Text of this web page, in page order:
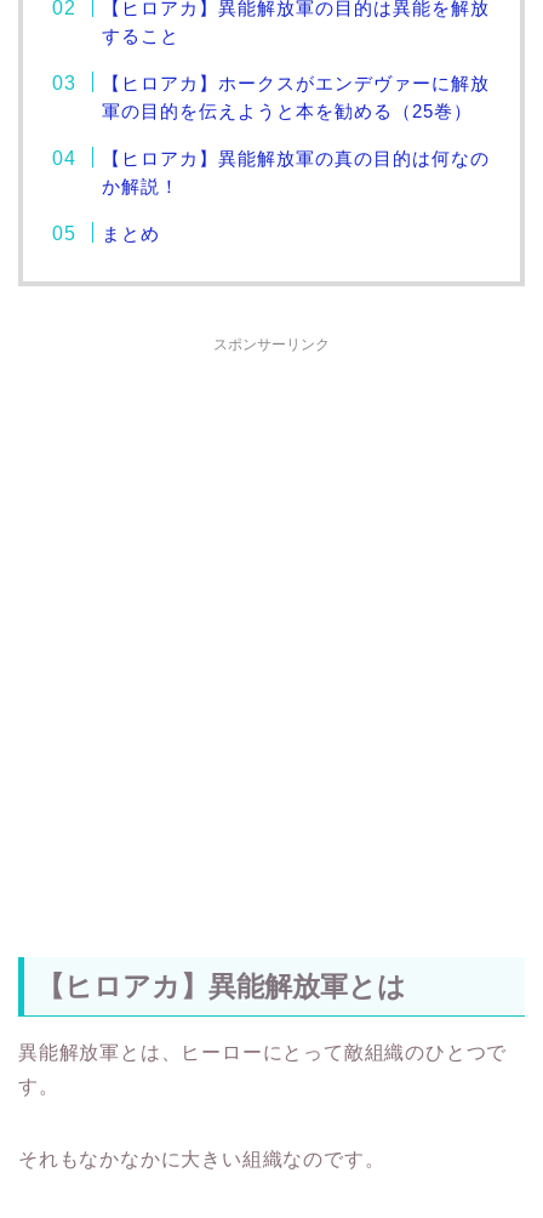
【ヒロアカ】異能解放軍の目的は異能を解放
すること
【ヒロアカ】ホークスがエンデヴァーに解放
軍の目的を伝えようと本を勧める（25巻）
【ヒロアカ】異能解放軍の真の目的は何なの
か解説！
まとめ
スポンサーリンク
【ヒロアカ】異能解放軍とは
異能解放軍とは、ヒーローにとって敵組織のひとつで
す。
それもなかなかに大きい組織なのです。